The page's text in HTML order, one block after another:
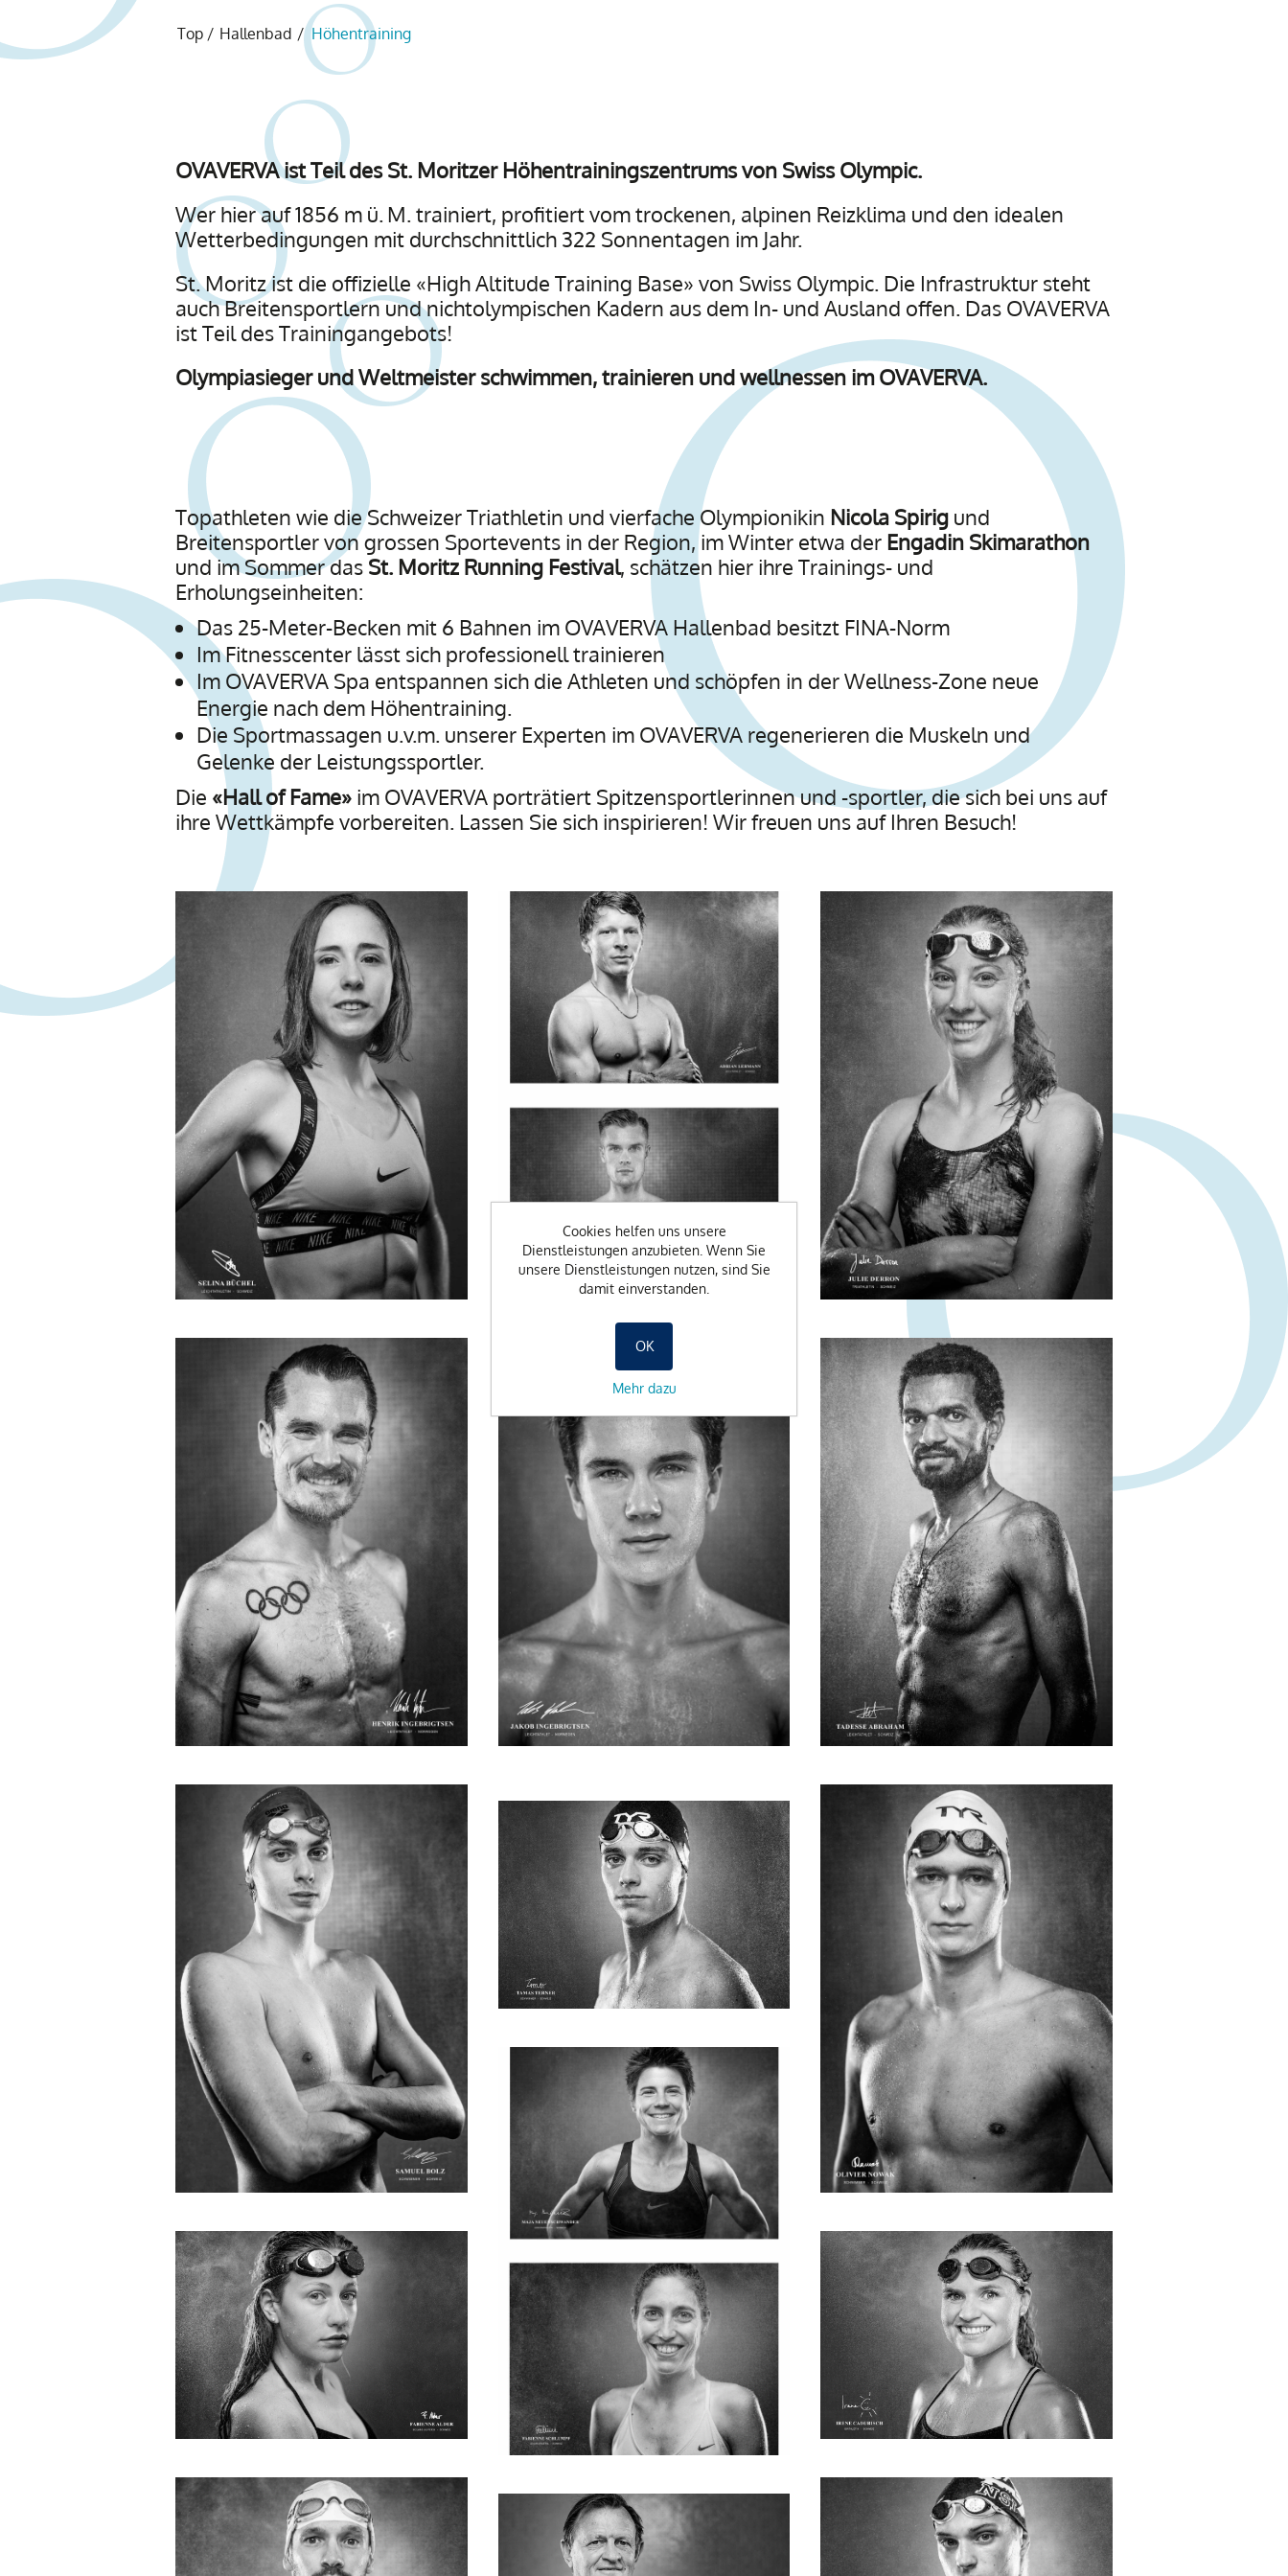
Top / Hallenbad / Höhentraining
OVAVERVA ist Teil des St. Moritzer Höhentrainingszentrums von Swiss Olympic.
Wer hier auf 1856 m ü. M. trainiert, profitiert vom trockenen, alpinen Reizklima und den idealen
Wetterbedingungen mit durchschnittlich 322 Sonnentagen im Jahr.
St. Moritz ist die offizielle «High Altitude Training Base» von Swiss Olympic. Die Infrastruktur steht
auch Breitensportlern und nichtolympischen Kadern aus dem In- und Ausland offen. Das OVAVERVA
ist Teil des Trainingangebots!
Olympiasieger und Weltmeister schwimmen, trainieren und wellnessen im OVAVERVA.
Topathleten wie die Schweizer Triathletin und vierfache Olympionikin Nicola Spirig und
Breitensportler von grossen Sportevents in der Region, im Winter etwa der Engadin Skimarathon
und im Sommer das St. Moritz Running Festival, schätzen hier ihre Trainings- und
Erholungseinheiten:
Das 25-Meter-Becken mit 6 Bahnen im OVAVERVA Hallenbad besitzt FINA-Norm
Im Fitnesscenter lässt sich professionell trainieren
Im OVAVERVA Spa entspannen sich die Athleten und schöpfen in der Wellness-Zone neue
Energie nach dem Höhentraining.
Die Sportmassagen u.v.m. unserer Experten im OVAVERVA regenerieren die Muskeln und
Gelenke der Leistungssportler.
Die «Hall of Fame» im OVAVERVA porträtiert Spitzensportlerinnen und -sportler, die sich bei uns auf
ihre Wettkämpfe vorbereiten. Lassen Sie sich inspirieren! Wir freuen uns auf Ihren Besuch!
Cookies helfen uns unsere
Dienstleistungen anzubieten. Wenn Sie
unsere Dienstleistungen nutzen, sind Sie
damit einverstanden.
OK
Mehr dazu